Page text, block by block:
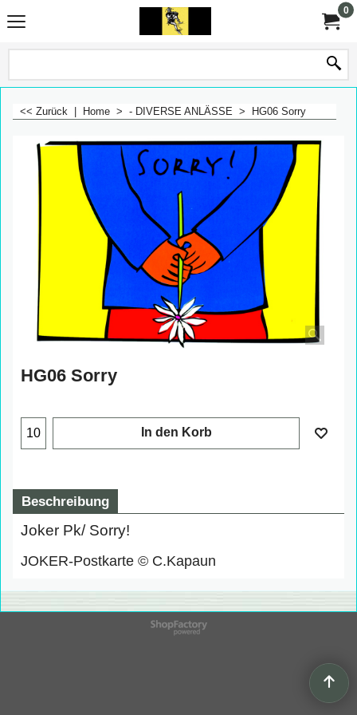
0
<< Zurück Home > - DIVERSE ANLÄSSE > HG06 Sorry
HG06 Sorry
In den Korb
Beschreibung
Joker Pk/ Sorry!
JOKER-Postkarte © C.Kapaun
WebShop erstellt mit
ShopFactory Shop